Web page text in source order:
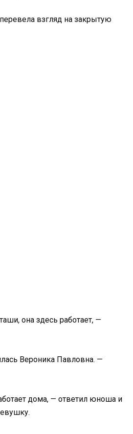
взгляд на закрытую
она здесь работает, —
Вероника Павловна. —
дома, — ответил юноша и